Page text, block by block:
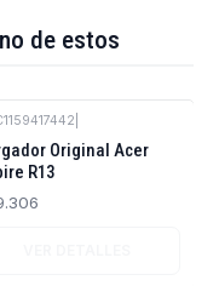
de estos
Original Acer
R13